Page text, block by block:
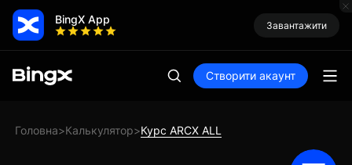
BingX App Завантажити
Створити акаунт
Головна>Калькулятор>Курс ARCX ALL